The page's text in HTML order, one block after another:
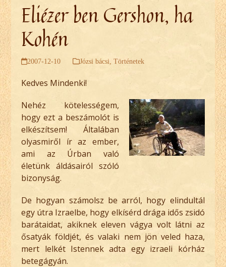
Eliézer ben Gershon, ha
Kohén
2007-12-10 Józsi bácsi,Történetek
Kedves Mindenki!
Nehéz kötelességem,
hogy ezt a beszámolót is
elkészítsem! Általában
olyasmiről ír az ember,
ami az Úrban való
életünk áldásairól szóló
bizonyság.
De hogyan számolsz be arról, hogy elindultál
egy útra Izraelbe, hogy elkísérd drága idős zsidó
barátaidat, akiknek eleven vágya volt látni az
ősatyák földjét, és valaki nem jön veled haza,
mert lelkét Istennek adta egy izraeli kórház
betegágyán.